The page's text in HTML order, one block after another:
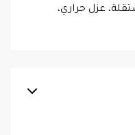
عزل حراري،